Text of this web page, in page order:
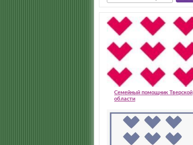
Семейный помощник Тверской
области